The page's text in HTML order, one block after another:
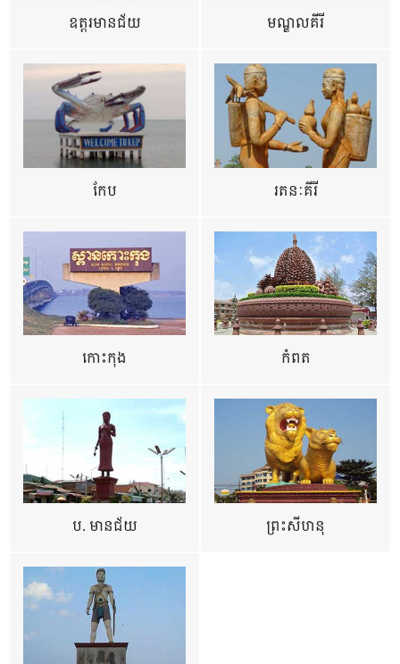
ឧត្ដរមានជ័យ មណ្ឌលគីរី
កែប រតនៈគីរី
កោះកុង កំពត
ប. មានជ័យ ព្រះសីហនុ